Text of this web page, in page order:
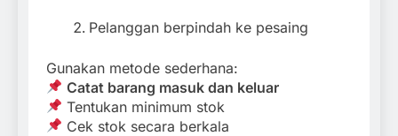
Pelanggan berpindah ke pesaing
Gunakan metode sederhana:
Catat barang masuk dan keluar
Tentukan minimum stok
Cek stok secara berkala